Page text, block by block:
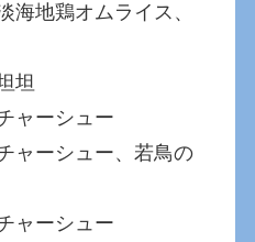
海地鶏オムライス、
坦
ャーシュー
ャーシュー、若鳥の
ャーシュー